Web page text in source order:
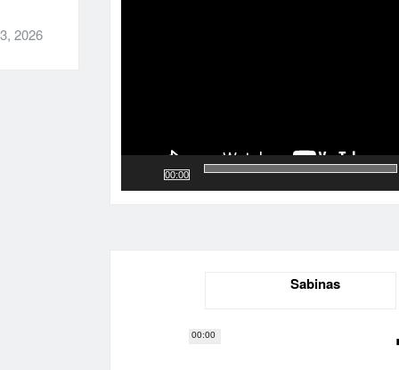
2026
00:00
00:00
Sabinas